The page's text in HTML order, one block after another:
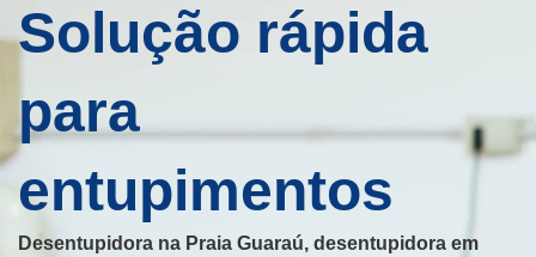
Solução rápida
para
entupimentos
Desentupidora na Praia Guaraú, desentupidora em